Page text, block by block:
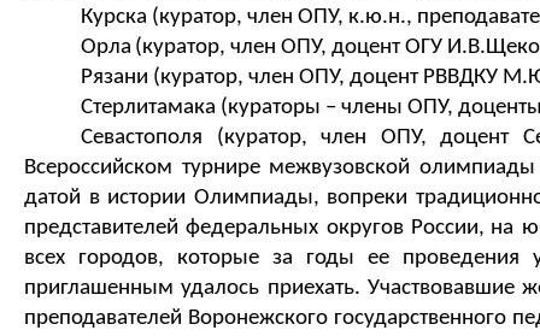
Курска (куратор, член ОПУ, к.ю.н.,
Орла (куратор, член ОПУ, доцент ОГУ И.В.
Рязани (куратор, член ОПУ, доцент РВВДКУ М.
Стерлитамака (кураторы – члены ОПУ,
Севастополя (куратор, член ОПУ, доцент
Всероссийском турнире межвузовской олимпиады
датой в истории Олимпиады, вопреки
представителей федеральных округов России, на
всех городов, которые за годы ее
приглашенным удалось приехать. Участвовавшие
преподавателей Воронежского государственного